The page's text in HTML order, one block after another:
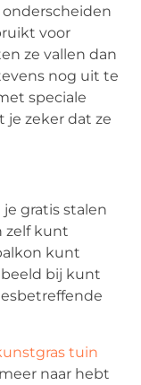
voor
ze vallen dan
nog uit te
speciale
zeker dat ze
gratis stalen
zelf kunt
kunt
bij kunt
tuin
naar hebt